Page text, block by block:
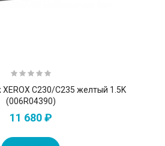
C230/C235 желтый 1.5K
(006R04390)
11 680 ₽